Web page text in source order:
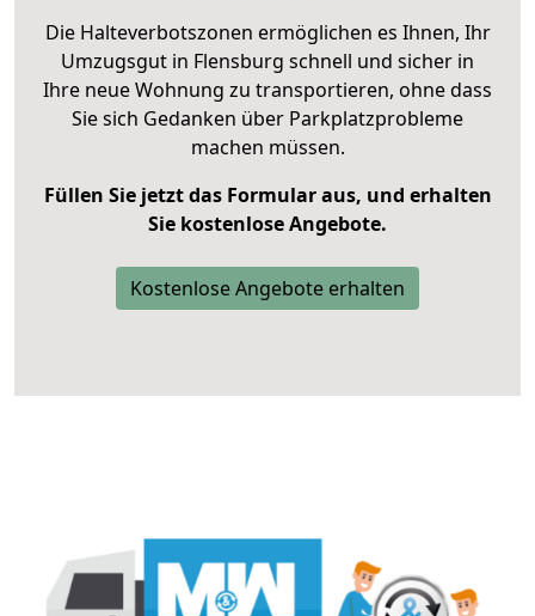
Die Halteverbotszonen ermöglichen es Ihnen, Ihr
Umzugsgut in Flensburg schnell und sicher in
Ihre neue Wohnung zu transportieren, ohne dass
Sie sich Gedanken über Parkplatzprobleme
machen müssen.
Füllen Sie jetzt das Formular aus, und erhalten
Sie kostenlose Angebote.
Kostenlose Angebote erhalten